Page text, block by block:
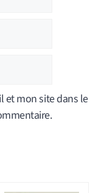
et mon site dans le